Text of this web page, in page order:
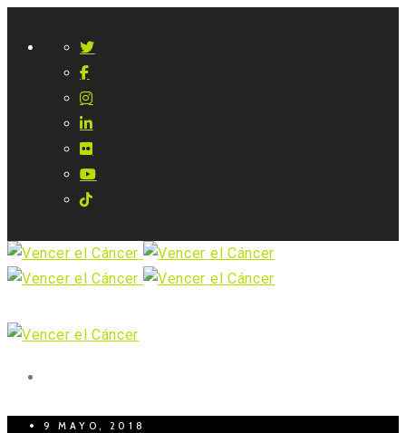
9 MAYO, 2018